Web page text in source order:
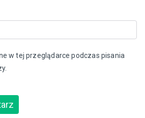
w tej przeglądarce podczas pisania